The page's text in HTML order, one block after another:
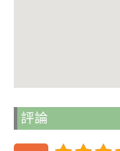
評論